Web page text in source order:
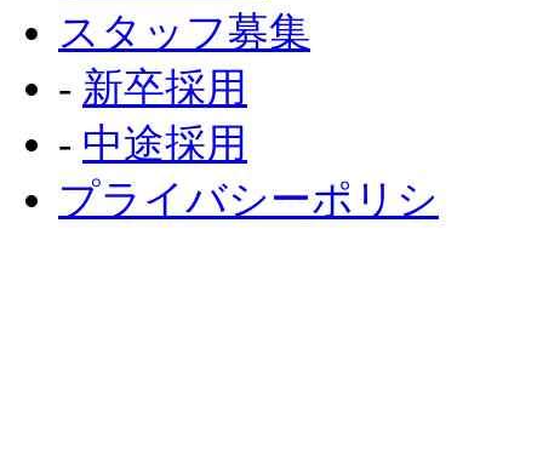
スタッフ募集
‐ 新卒採用
‐ 中途採用
プライバシーポリシ